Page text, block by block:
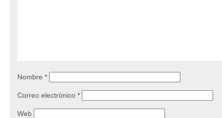
Nombre *
Correo electrónico *
Web